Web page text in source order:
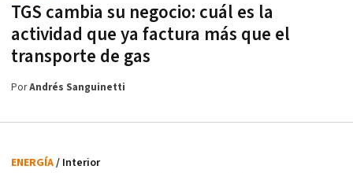
TGS cambia su negocio: cuál es la
actividad que ya factura más que el
transporte de gas
PorAndrés Sanguinetti
ENERGÍA/ Interior